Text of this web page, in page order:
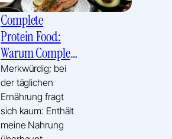
Complete
Protein Food:
Warum Complete
Protein Food
biologisch
wichtig ist
Merkwürdig; bei
der täglichen
Ernährung fragt
sich kaum: Enthält
meine Nahrung